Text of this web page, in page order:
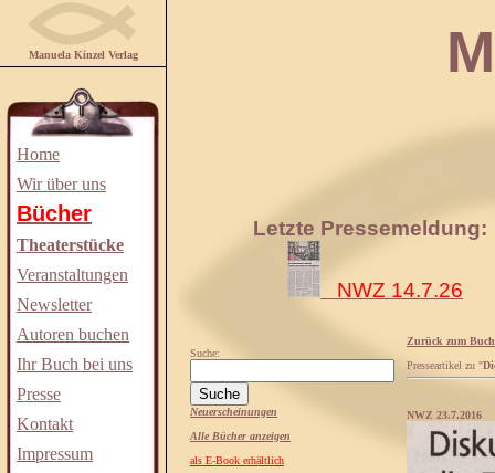
Manuela Kinzel Verlag
Home
Wir über uns
Bücher
Theaterstücke
Veranstaltungen
Newsletter
Autoren buchen
Ihr Buch bei uns
Presse
Kontakt
Impressum
Letzte Pressemeldung:
NWZ 14.7.26
Suche:
Neuerscheinungen
Alle Bücher anzeigen
als E-Book erhältlich
Zurück zum Buch
Presseartikel zu "
NWZ 23.7.2016